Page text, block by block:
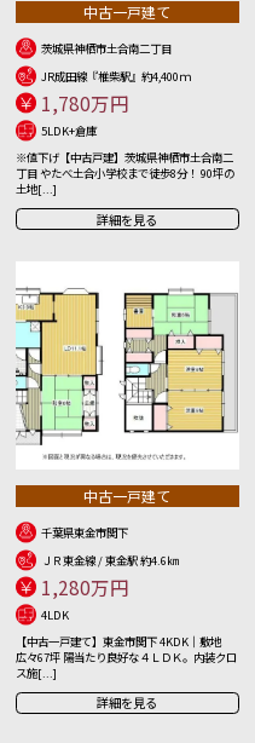
中古一戸建て
茨城県神栖市土合南二丁目
JR成田線『椎柴駅』約4,400ｍ
1,780万円
5LDK+倉庫
※値下げ【中古戸建】茨城県神栖市土合南二
丁目 やたべ土合小学校まで徒歩8分！ 90坪の
土地[...]
詳細を見る
中古一戸建て
千葉県東金市関下
ＪＲ東金線 / 東金駅 約4.6㎞
1,280万円
4LDK
【中古一戸建て】東金市関下 4KDK｜敷地
広々67坪 陽当たり良好な４ＬＤＫ。内装クロ
ス施[...]
詳細を見る